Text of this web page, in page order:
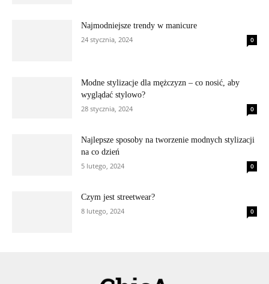
Najmodniejsze trendy w manicure
24 stycznia, 2024
0
Modne stylizacje dla mężczyzn – co nosić, aby
wyglądać stylowo?
28 stycznia, 2024
0
Najlepsze sposoby na tworzenie modnych stylizacji
na co dzień
5 lutego, 2024
0
Czym jest streetwear?
8 lutego, 2024
0